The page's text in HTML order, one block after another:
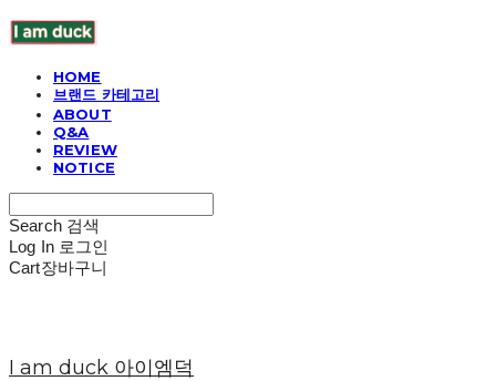
HOME
브랜드 카테고리
ABOUT
Q&A
REVIEW
NOTICE
Search 검색
Log In 로그인
Cart장바구니
I am duck 아이엠덕